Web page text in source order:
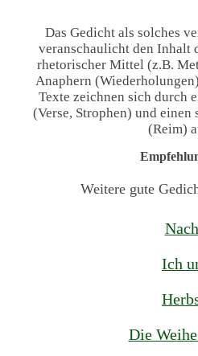
Das Gedicht als solches
veranschaulicht den Inhalt
rhetorischer Mittel (z.B.
Anaphern
Texte zeichnen sich durch
(Verse, Strophen) und
(Reim)
Weitere gute
Ich
Die